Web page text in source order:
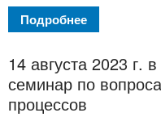
Подробнее
14 августа 2023 г.
семинар по
процессов